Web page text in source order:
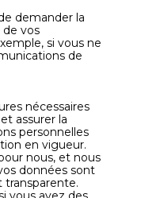
demander la
de vos
si vous ne
de
nécessaires
assurer la
personnelles
en vigueur.
nous, et nous
données sont
transparente.